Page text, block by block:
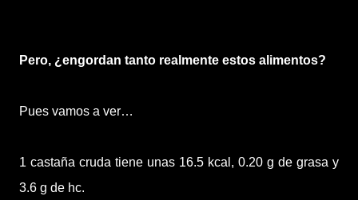
Pero, ¿engordan tanto realmente estos alimentos?
Pues vamos a ver…
1 castaña cruda tiene unas 16.5 kcal, 0.20 g de grasa y
3.6 g de hc.